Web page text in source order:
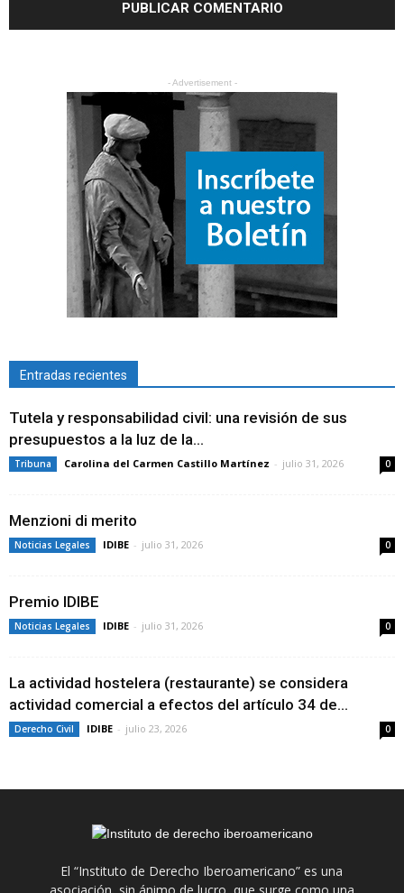
- Advertisement -
Entradas recientes
Tutela y responsabilidad civil: una revisión de sus
presupuestos a la luz de la...
Tribuna Carolina del Carmen Castillo Martínez - julio 31, 2026 0
Menzioni di merito
Noticias Legales IDIBE - julio 31, 2026 0
Premio IDIBE
Noticias Legales IDIBE - julio 31, 2026 0
La actividad hostelera (restaurante) se considera
actividad comercial a efectos del artículo 34 de...
Derecho Civil IDIBE - julio 23, 2026 0
El “Instituto de Derecho Iberoamericano” es una